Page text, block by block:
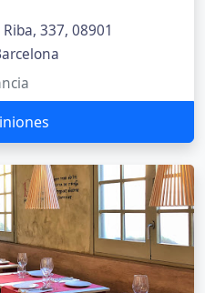
337, 08901